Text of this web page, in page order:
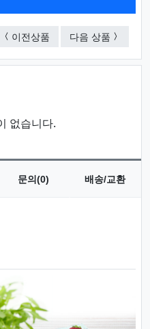
이전상품 위생백 소
다음 상품 지퍼백
없습니다.
문의(0) 배송/교환